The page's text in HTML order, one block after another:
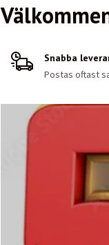
Snabba
Postas oftast